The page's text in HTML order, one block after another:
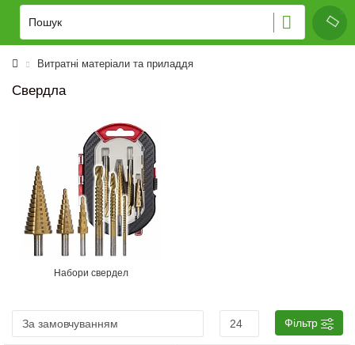
Витратні матеріали та приладдя
Свердла
Набори свердел
Фільтр